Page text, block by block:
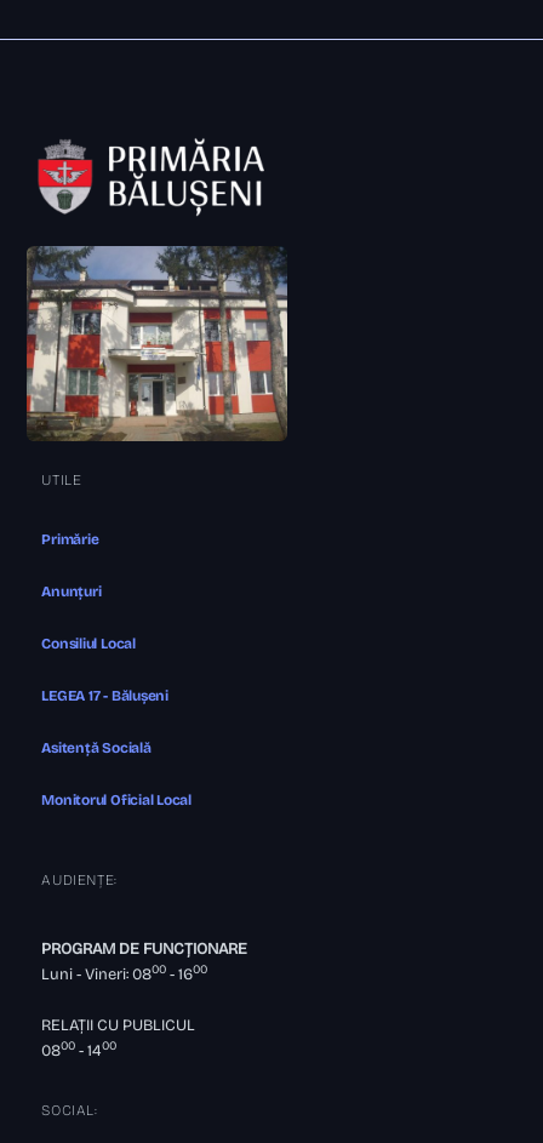
UTILE
Primărie
Anunțuri
Consiliul Local
LEGEA 17 - Bălușeni
Asitență Socială
Monitorul Oficial Local
AUDIENȚE:
PROGRAM DE FUNCȚIONARE
Luni - Vineri: 0800 - 1600
RELAȚII CU PUBLICUL
0800 - 1400
SOCIAL: